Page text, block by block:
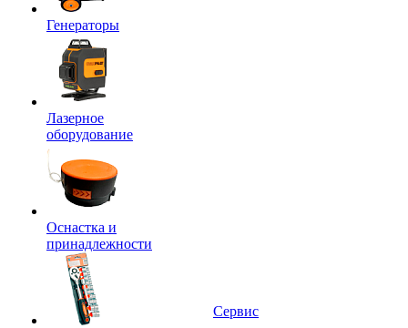
Генераторы
Лазерное
оборудование
Оснастка и
принадлежности
Сервис